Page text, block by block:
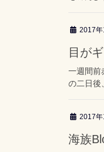
2017年
目が
一週間前
の二日後
2017年
海族